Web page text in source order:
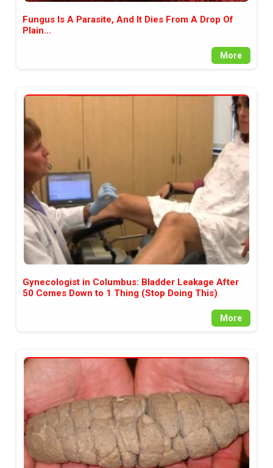
Fungus Is A Parasite, And It Dies From A Drop Of
Plain...
More
Gynecologist in Columbus: Bladder Leakage After
50 Comes Down to 1 Thing (Stop Doing This)
More